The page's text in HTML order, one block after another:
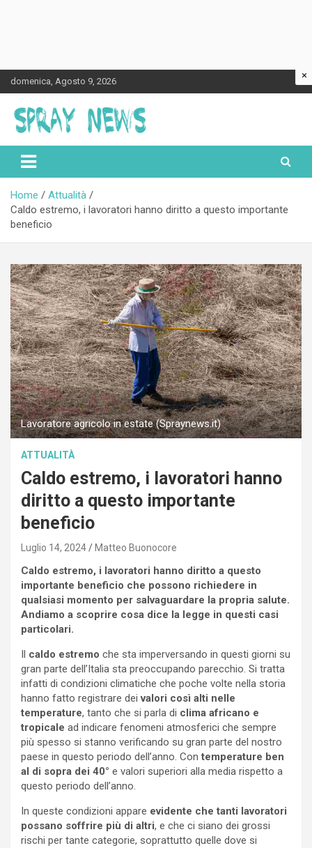
Skip
to
content
domenica, Agosto 9, 2026
Spraynews.it
Home
Attualità
Caldo estremo, i lavoratori hanno diritto a questo importante
beneficio
Lavoratore agricolo in estate (Spraynews.it)
ATTUALITÀ
Caldo estremo, i lavoratori hanno
diritto a questo importante
beneficio
Luglio 14, 2024 Matteo Buonocore
Caldo estremo, i lavoratori hanno diritto a questo
importante beneficio che possono richiedere in
qualsiasi momento per salvaguardare la propria salute.
Andiamo a scoprire cosa dice la legge in questi casi
particolari.
caldo estremo che sta imperversando in questi giorni su
gran parte dell’Italia sta preoccupando parecchio. Si tratta
infatti di condizioni climatiche che poche volte nella storia
hanno fatto registrare deivalori così alti nelle
temperature, tanto che si parla di clima africano e
tropicale ad indicare fenomeni atmosferici che sempre
più spesso si stanno verificando su gran parte del nostro
paese in questo periodo dell’anno. Contemperature ben
al di sopra dei 40° e valori superiori alla media rispetto a
questo periodo dell’anno.
In queste condizioni appare evidente che tanti lavoratori
possano soffrire più di altri, e che ci siano dei grossi
rischi per tante categorie, soprattutto quelle dove si
×